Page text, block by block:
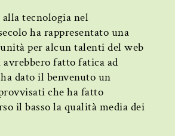
alla tecnologia nel
ha rappresentato una
per alcun talenti del web
fatto fatica ad
dato il benvenuto un
che ha fatto
il basso la qualità media dei